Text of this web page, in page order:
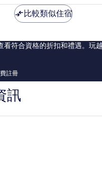
為
NT$3,864
比較類似住宿
看符合資格的折扣和禮遇。玩
註冊
訊